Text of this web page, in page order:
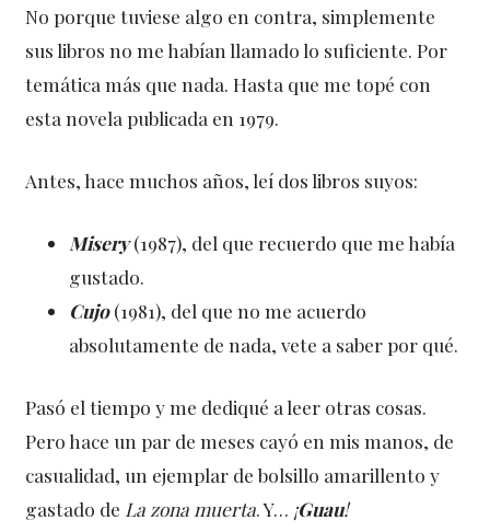
No porque tuviese algo en contra, simplemente
sus libros no me habían llamado lo suficiente. Por
temática más que nada. Hasta que me topé con
esta novela publicada en 1979.
Antes, hace muchos años, leí dos libros suyos:
Misery(1987), del que recuerdo que me había
gustado.
Cujo(1981), del que no me acuerdo
absolutamente de nada, vete a saber por qué.
Pasó el tiempo y me dediqué a leer otras cosas.
Pero hace un par de meses cayó en mis manos, de
casualidad, un ejemplar de bolsillo amarillento y
gastado de La zona muerta. Y… ¡Guau!